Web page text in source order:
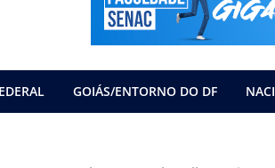
GOIÁS/ENTORNO DO DF